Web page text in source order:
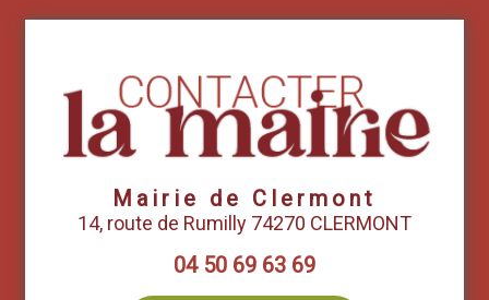
Mairie de Clermont
14, route de Rumilly 74270 CLERMONT
04 50 69 63 69